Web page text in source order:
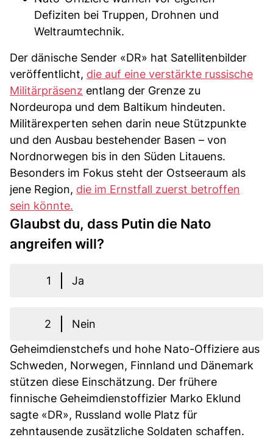
Defiziten bei Truppen, Drohnen und
Weltraumtechnik.
Der dänische Sender «DR» hat Satellitenbilder
veröffentlicht, die auf eine verstärkte russische
Militärpräsenz entlang der Grenze zu
Nordeuropa und dem Baltikum hindeuten.
Militärexperten sehen darin neue Stützpunkte
und den Ausbau bestehender Basen – von
Nordnorwegen bis in den Süden Litauens.
Besonders im Fokus steht der Ostseeraum als
jene Region, die im Ernstfall zuerst betroffen
sein könnte.
Glaubst du, dass Putin die Nato
angreifen will?
1 Ja
2
Nein
Geheimdienstchefs und hohe Nato-Offiziere aus
Schweden, Norwegen, Finnland und Dänemark
stützen diese Einschätzung. Der frühere
finnische Geheimdienstoffizier Marko Eklund
sagte «DR», Russland wolle Platz für
zehntausende zusätzliche Soldaten schaffen.